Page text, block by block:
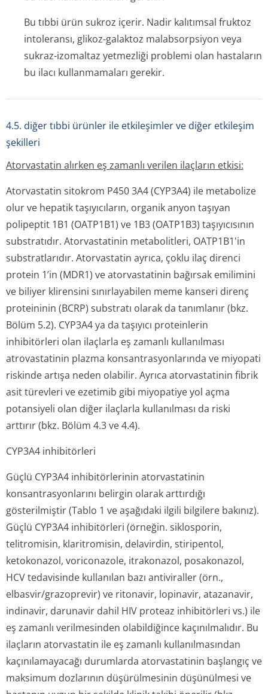
Bu tıbbi ürün sukroz içerir. Nadir kalıtımsal fruktoz
intoleransı, glikoz-galaktoz malabsorpsiyon veya
sukraz-izomaltaz yetmezliği problemi olan hastaların
bu ilacı kullanmamaları gerekir.
4.5. diğer tıbbi ürünler ile etkileşimler ve diğer etkileşim
şekilleri
Atorvastatin alırken eş zamanlı verilen ilaçların etkisi:
Atorvastatin sitokrom P450 3A4 (CYP3A4) ile metabolize
olur ve hepatik taşıyıcıların, organik anyon taşıyan
polipeptit 1B1 (OATP1B1) ve 1B3 (OATP1B3) taşıyıcısının
substratıdır. Atorvastatinin metabolitleri, OATP1B1'in
substratlarıdır. Atorvastatin ayrıca, çoklu ilaç direnci
protein 1’in (MDR1) ve atorvastatinin bağırsak emilimini
ve biliyer klirensini sınırlayabilen meme kanseri direnç
proteininin (BCRP) substratı olarak da tanımlanır (bkz.
Bölüm 5.2). CYP3A4 ya da taşıyıcı proteinlerin
inhibitörleri olan ilaçlarla eş zamanlı kullanılması
atrovastatinin plazma konsantrasyon­larında ve miyopati
riskinde artışa neden olabilir. Ayrıca atorvastatinin fibrik
asit türevleri ve ezetimib gibi miyopatiye yol açma
potansiyeli olan diğer ilaçlarla kullanılması da riski
arttırır (bkz. Bölüm 4.3 ve 4.4).
CYP3A4 inhibitörleri
Güçlü CYP3A4 inhibitörlerinin atorvastatinin
konsantrasyonlarını belirgin olarak arttırdığı
gösterilmiştir (Tablo 1 ve aşağıdaki ilgili bilgilere bakınız).
Güçlü CYP3A4 inhibitörleri (örneğin. siklosporin,
telitromisin, klaritromisin, delavirdin, stiripentol,
ketokonazol, voriconazole, itrakonazol, posakonazol,
HCV tedavisinde kullanılan bazı antiviraller (örn.,
elbasvir/grazo­previr) ve ritonavir, lopinavir, atazanavir,
indinavir, darunavir dahil HIV proteaz inhibitörleri vs.) ile
eş zamanlı verilmesinden olabildiğince kaçınılmalıdır. Bu
ilaçların atorvastatin ile eş zamanlı kullanılmasından
kaçınılamayacağı durumlarda atorvastatinin başlangıç ve
maksimum dozlarının düşürülmesinin düşünülmesi ve